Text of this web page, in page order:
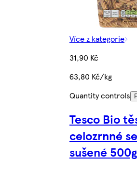
Více z kategorie
31,90 Kč
63,80 Kč/kg
Quantity controls
Tesco Bio
celozrnné
sušené 500g